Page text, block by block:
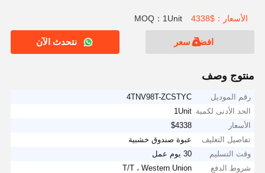
الأسعار：$4338 MOQ：1Unit
افضل سعر نتحدث الآن
منتوج وصف
رقم الموديل
4TNV98T-ZCSTYC
الحد الأدنى لكمية 1Unit
الأسعار
$4338
تفاصيل التغليف
عبوة صندوق خشبية
وقت التسليم
30 يوم عمل
شروط الدفع
T/T ، Western Union